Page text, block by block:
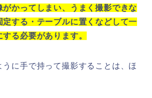
がかってしまい、うまく撮影できな
定する・テーブルに置くなどして一
る必要があります。
に手で持って撮影することは、ほ